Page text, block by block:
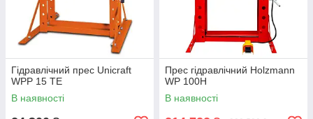
Гідравлічний прес Unicraft
WPP 15 TE
В наявності
Прес гідравлічний Holzmann
WP 100H
В наявності